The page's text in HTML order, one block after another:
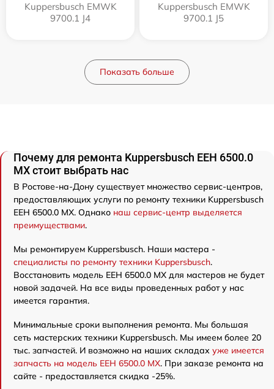
Kuppersbusch EMWK
9700.1 J4
Kuppersbusch EMWK
9700.1 J5
Показать больше
Почему для ремонта Kuppersbusch EEH 6500.0
MX стоит выбрать нас
В Ростове-на-Дону существует множество сервис-центров,
предоставляющих услуги по ремонту техники Kuppersbusch
EEH 6500.0 MX. Однако наш сервис-центр выделяется
преимуществами.
Мы ремонтируем Kuppersbusch. Наши мастера -
специалисты по ремонту техники Kuppersbusch.
Восстановить модель EEH 6500.0 MX для мастеров не будет
новой задачей. На все виды проведенных работ у нас
имеется гарантия.
Минимальные сроки выполнения ремонта. Мы большая
сеть мастерских техники Kuppersbusch. Мы имеем более 20
тыс. запчастей. И возможно на наших складах уже имеется
запчасть на модель EEH 6500.0 MX. При заказе ремонта на
сайте - предоставляется скидка -25%.